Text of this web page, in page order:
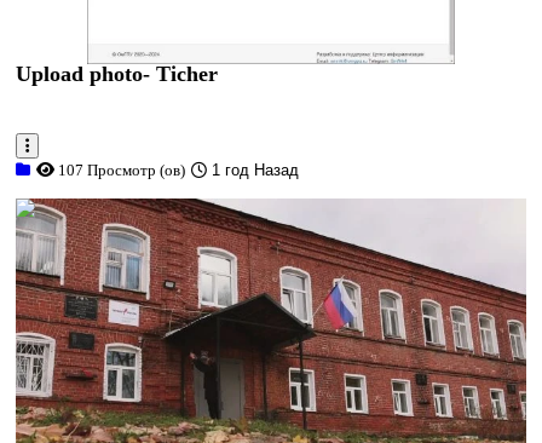
Upload photo- Ticher
107 Просмотр (ов) 1 год Назад
0:02:50